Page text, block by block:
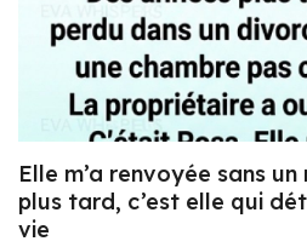
Elle m’a renvoyée sans
plus tard, c’est elle qui
vie